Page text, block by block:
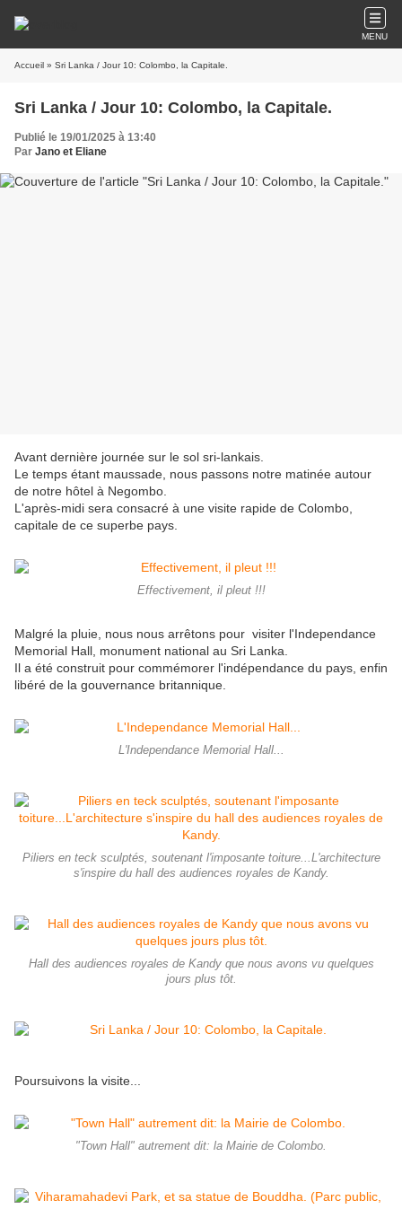
MENU
Accueil » Sri Lanka / Jour 10: Colombo, la Capitale.
Sri Lanka / Jour 10: Colombo, la Capitale.
Publié le 19/01/2025 à 13:40
Par Jano et Eliane
Avant dernière journée sur le sol sri-lankais.
Le temps étant maussade, nous passons notre matinée autour
de notre hôtel à Negombo.
L'après-midi sera consacré à une visite rapide de Colombo,
capitale de ce superbe pays.
Effectivement, il pleut !!!
Malgré la pluie, nous nous arrêtons pour visiter l'Independance
Memorial Hall, monument national au Sri Lanka.
Il a été construit pour commémorer l'indépendance du pays, enfin
libéré de la gouvernance britannique.
L'Independance Memorial Hall...
Piliers en teck sculptés, soutenant l'imposante toiture...L'architecture
s'inspire du hall des audiences royales de Kandy.
Hall des audiences royales de Kandy que nous avons vu quelques
jours plus tôt.
Poursuivons la visite...
"Town Hall" autrement dit: la Mairie de Colombo.